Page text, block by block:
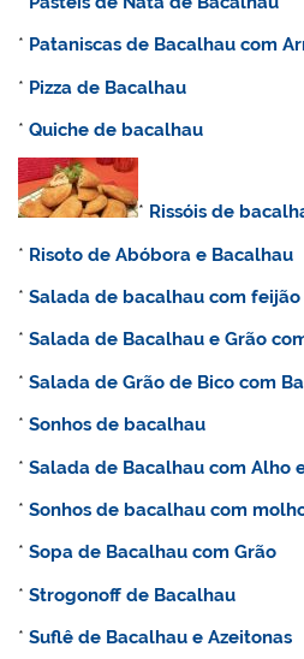
* Pataniscas de Bacalhau com
* Pizza de Bacalhau
*Quiche de bacalhau
* Rissóis de
* Risoto de Abóbora e Bacalhau
*Salada de bacalhau com
*Salada de Bacalhau e Grão
*Salada de Grão de Bico com
*Sonhos de bacalhau
*Salada de Bacalhau com Alho
*Sonhos de bacalhau com
*Sopa de Bacalhau com Grão
*Strogonoff de Bacalhau
*Suflê de Bacalhau e Azeitonas